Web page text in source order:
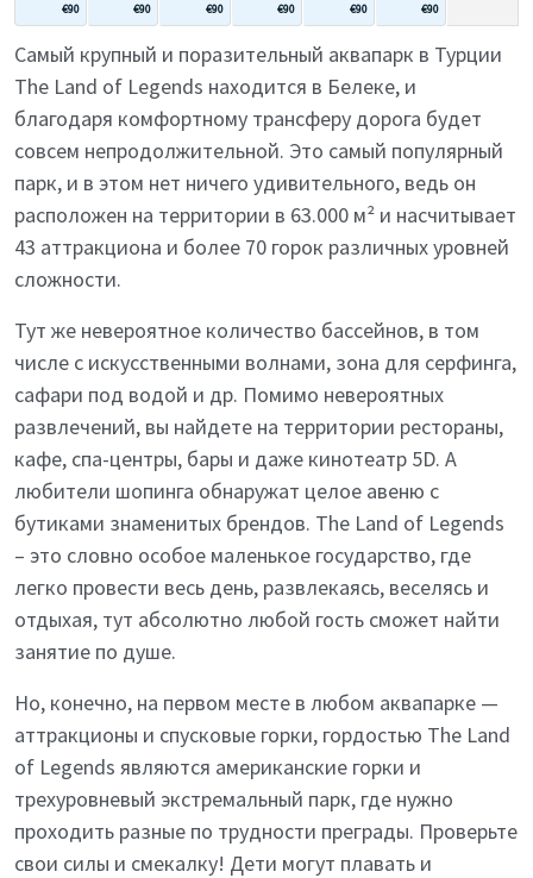
€90 €90 €90 €90 €90 €90
Самый крупный и поразительный аквапарк в Турции
The Land of Legends находится в Белеке, и
благодаря комфортному трансферу дорога будет
совсем непродолжительной. Это самый популярный
парк, и в этом нет ничего удивительного, ведь он
расположен на территории в 63.000 м² и насчитывает
43 аттракциона и более 70 горок различных уровней
сложности.
Тут же невероятное количество бассейнов, в том
числе с искусственными волнами, зона для серфинга,
сафари под водой и др. Помимо невероятных
развлечений, вы найдете на территории рестораны,
кафе, спа-центры, бары и даже кинотеатр 5D. А
любители шопинга обнаружат целое авеню с
бутиками знаменитых брендов. The Land of Legends
– это словно особое маленькое государство, где
легко провести весь день, развлекаясь, веселясь и
отдыхая, тут абсолютно любой гость сможет найти
занятие по душе.
Но, конечно, на первом месте в любом аквапарке —
аттракционы и спусковые горки, гордостью The Land
of Legends являются американские горки и
трехуровневый экстремальный парк, где нужно
проходить разные по трудности преграды. Проверьте
свои силы и смекалку! Дети могут плавать и